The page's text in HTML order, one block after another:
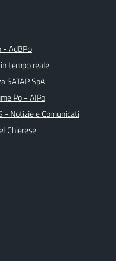
- AdBPo
tempo reale
SATAP SpA
Po - AIPo
- Notizie e Comunicati
Chierese